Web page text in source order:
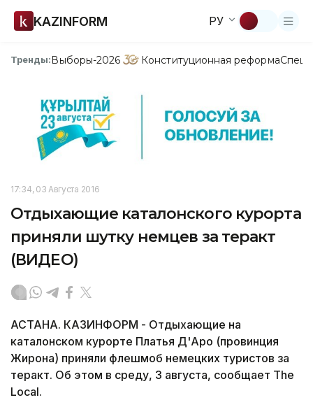
KAZINFORM РУ
Тренды:Выборы-2026 Конституционная реформа
17:34, 03 Августа 2016
Отдыхающие каталонского курорта
приняли шутку немцев за теракт
(ВИДЕО)
АСТАНА. КАЗИНФОРМ - Отдыхающие на
каталонском курорте Платья Д'Аро (провинция
Жирона) приняли флешмоб немецких туристов за
теракт. Об этом в среду, 3 августа, сообщает The
Local.